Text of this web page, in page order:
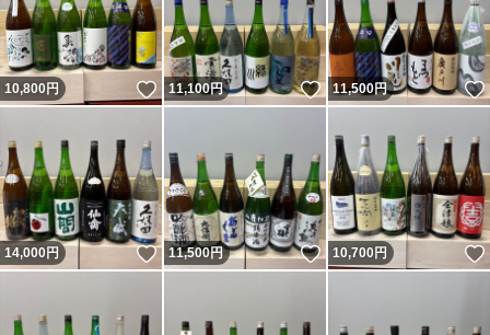
10,800円 いいね！
11,100円 いいね！
11,500円
14,000円 いいね！
11,500円 いいね！
10,700円